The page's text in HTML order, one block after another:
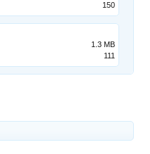
150
1.3 MB
111